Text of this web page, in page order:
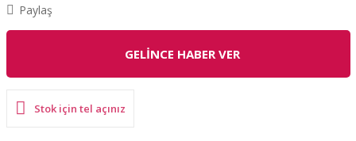
Paylaş
GELİNCE HABER VER
Stok için tel açınız